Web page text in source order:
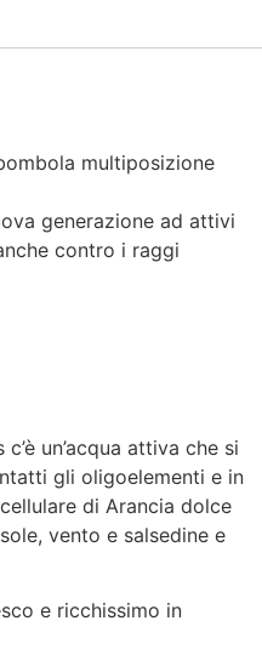
multiposizione
generazione ad attivi
contro i raggi
un’acqua attiva che si
gli oligoelementi e in
di Arancia dolce
vento e salsedine e
e ricchissimo in